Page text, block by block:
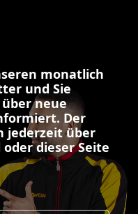
monatlich
und Sie
neue
Der
jederzeit über
dieser Seite